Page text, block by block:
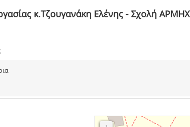
κ.Τζουγανάκη Ελένης - Σχολή ΑΡΜΗΧ